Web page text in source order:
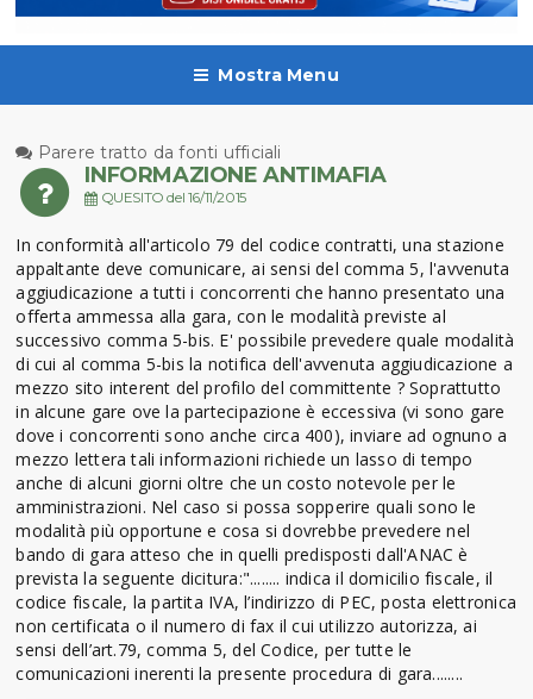
Mostra Menu
Parere tratto da fonti ufficiali
INFORMAZIONE ANTIMAFIA
QUESITO del 16/11/2015
In conformità all'articolo 79 del codice contratti, una stazione
appaltante deve comunicare, ai sensi del comma 5, l'avvenuta
aggiudicazione a tutti i concorrenti che hanno presentato una
offerta ammessa alla gara, con le modalità previste al
successivo comma 5-bis. E' possibile prevedere quale modalità
di cui al comma 5-bis la notifica dell'avvenuta aggiudicazione a
mezzo sito interent del profilo del committente ? Soprattutto
in alcune gare ove la partecipazione è eccessiva (vi sono gare
dove i concorrenti sono anche circa 400), inviare ad ognuno a
mezzo lettera tali informazioni richiede un lasso di tempo
anche di alcuni giorni oltre che un costo notevole per le
amministrazioni. Nel caso si possa sopperire quali sono le
modalità più opportune e cosa si dovrebbe prevedere nel
bando di gara atteso che in quelli predisposti dall'ANAC è
prevista la seguente dicitura:"........ indica il domicilio fiscale, il
codice fiscale, la partita IVA, l’indirizzo di PEC, posta elettronica
non certificata o il numero di fax il cui utilizzo autorizza, ai
sensi dell’art.79, comma 5, del Codice, per tutte le
comunicazioni inerenti la presente procedura di gara........